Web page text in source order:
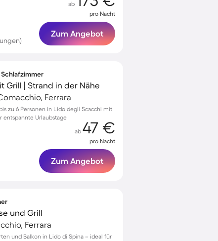
ab
pro Nacht
Zum Angebot
Schlafzimmer
Grill | Strand in der Nähe
Ferrara
zu 6 Personen in Lido degli Scacchi mit
entspannte Urlaubstage
ab 47 €
pro Nacht
Zum Angebot
und Grill
Ferrara
und Balkon in Lido di Spina – ideal für